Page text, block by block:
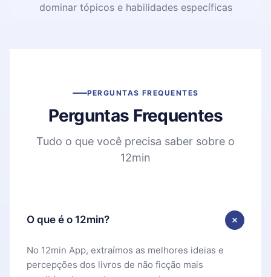
dominar tópicos e habilidades específicas
PERGUNTAS FREQUENTES
Perguntas Frequentes
Tudo o que você precisa saber sobre o
12min
O que é o 12min?
No 12min App, extraímos as melhores ideias e
percepções dos livros de não ficção mais